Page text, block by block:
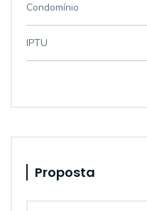
Condomínio
IPTU
Proposta